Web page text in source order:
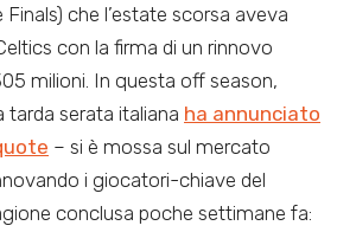
Finals) che l’estate scorsa aveva
con la firma di un rinnovo
milioni. In questa off season,
tarda serata italiana ha annunciato
– si è mossa sul mercato
i giocatori-chiave del
conclusa poche settimane fa: